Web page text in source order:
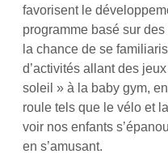
favorisent le
programme basé sur
la chance de se
d’activités allant des
soleil » à la baby gym,
roule tels que le vélo et
voir nos enfants
en s’amusant.